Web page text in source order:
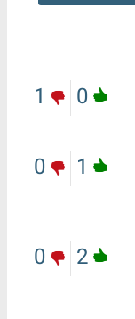
0
1
1
0
2
0